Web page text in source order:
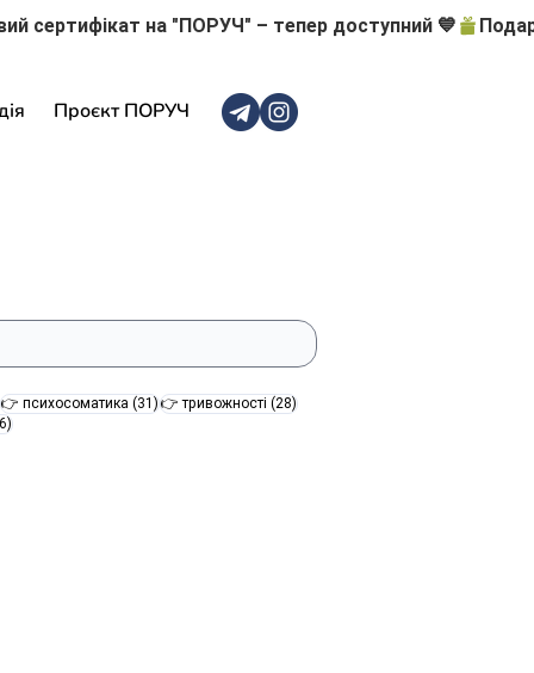
Проєкт ПОРУЧ
постів
👉 психосоматика (31)31 пост
👉 тривожності (28)28 постів
16 постів